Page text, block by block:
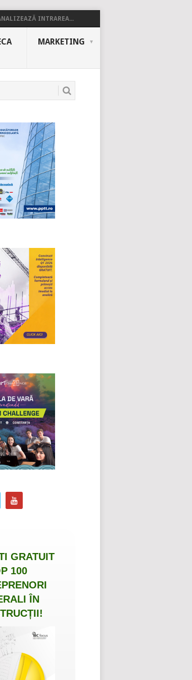
INTRAREA...
MARKETING
GRATUIT
100
ÎN
!